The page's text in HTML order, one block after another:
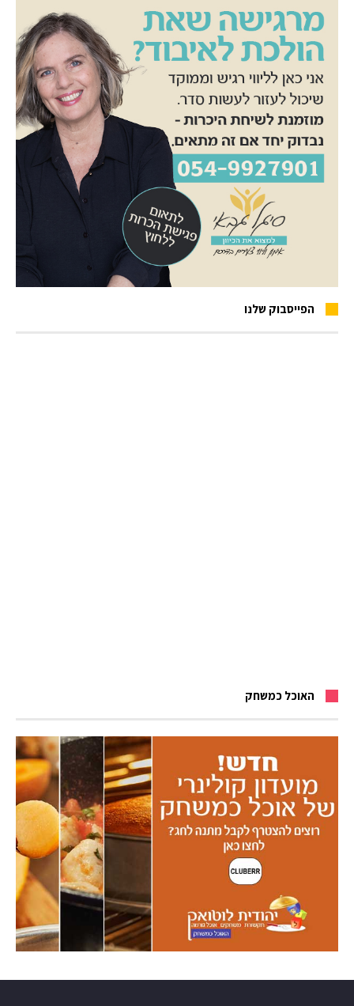
הפייסבוק שלנו
האוכל כמשחק